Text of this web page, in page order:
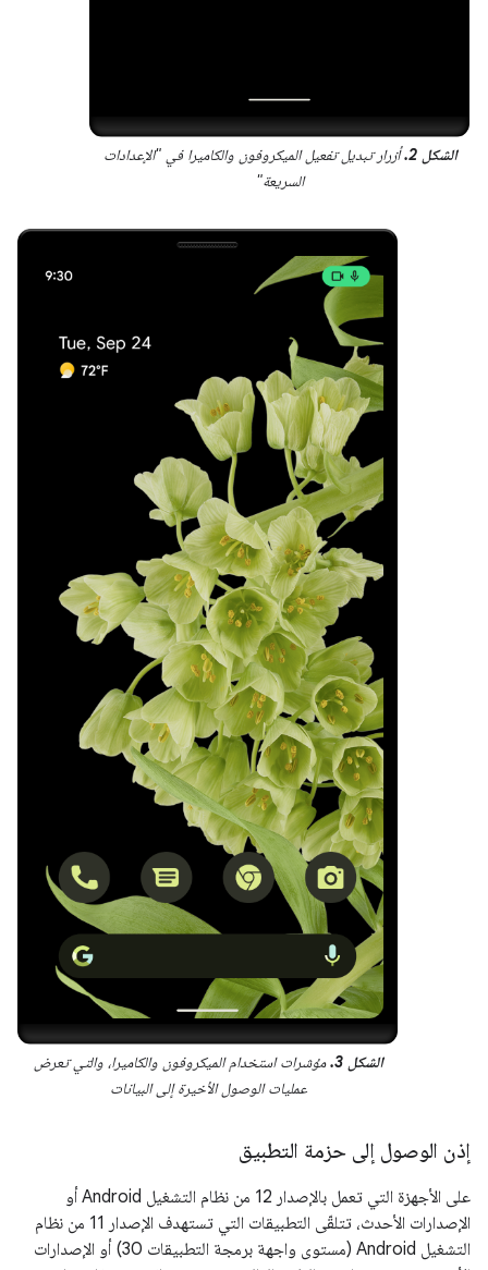
الشكل 2.
أزرار تبديل تفعيل الميكروفون والكاميرا في "الإعدادات
السريعة"
الشكل 3.
مؤشرات استخدام الميكروفون والكاميرا، والتي تعرض
عمليات الوصول الأخيرة إلى البيانات
إذن الوصول إلى حزمة التطبيق
على الأجهزة التي تعمل بالإصدار 12 من نظام التشغيل Android أو
الإصدارات الأحدث، تتلقّى التطبيقات التي تستهدف الإصدار 11 من نظام
التشغيل Android (مستوى واجهة برمجة التطبيقات 30) أو الإصدارات